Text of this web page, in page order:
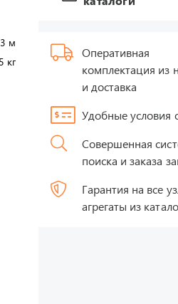
м
кг
Оперативная
комплектация из
и доставка
Удобные условия
Совершенная
поиска и заказа
Гарантия на все
агрегаты из